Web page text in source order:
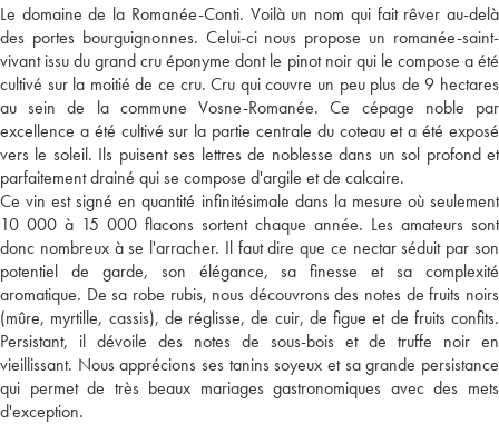
Le domaine de la Romanée-Conti. Voilà un nom qui fait rêver au-delà
des portes bourguignonnes. Celui-ci nous propose un romanée-saint-
vivant issu du grand cru éponyme dont le pinot noir qui le compose a été
cultivé sur la moitié de ce cru. Cru qui couvre un peu plus de 9 hectares
au sein de la commune Vosne-Romanée. Ce cépage noble par
excellence a été cultivé sur la partie centrale du coteau et a été exposé
vers le soleil. Ils puisent ses lettres de noblesse dans un sol profond et
parfaitement drainé qui se compose d'argile et de calcaire.
Ce vin est signé en quantité infinitésimale dans la mesure où seulement
10 000 à 15 000 flacons sortent chaque année. Les amateurs sont
donc nombreux à se l'arracher. Il faut dire que ce nectar séduit par son
potentiel de garde, son élégance, sa finesse et sa complexité
aromatique. De sa robe rubis, nous découvrons des notes de fruits noirs
(mûre, myrtille, cassis), de réglisse, de cuir, de figue et de fruits confits.
Persistant, il dévoile des notes de sous-bois et de truffe noir en
vieillissant. Nous apprécions ses tanins soyeux et sa grande persistance
qui permet de très beaux mariages gastronomiques avec des mets
d'exception.